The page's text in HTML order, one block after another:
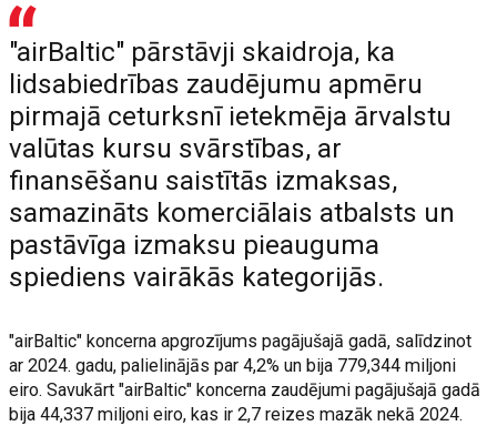
"airBaltic" pārstāvji skaidroja, ka
lidsabiedrības zaudējumu apmēru
pirmajā ceturksnī ietekmēja ārvalstu
valūtas kursu svārstības, ar
finansēšanu saistītās izmaksas,
samazināts komerciālais atbalsts un
pastāvīga izmaksu pieauguma
spiediens vairākās kategorijās.
"airBaltic" koncerna apgrozījums pagājušajā gadā, salīdzinot
ar 2024. gadu, palielinājās par 4,2% un bija 779,344 miljoni
eiro. Savukārt "airBaltic" koncerna zaudējumi pagājušajā gadā
bija 44,337 miljoni eiro, kas ir 2,7 reizes mazāk nekā 2024.